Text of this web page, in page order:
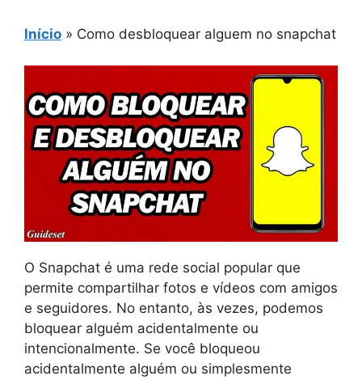
Início » Como desbloquear alguem no snapchat
O Snapchat é uma rede social popular que
permite compartilhar fotos e vídeos com amigos
e seguidores. No entanto, às vezes, podemos
bloquear alguém acidentalmente ou
intencionalmente. Se você bloqueou
acidentalmente alguém ou simplesmente